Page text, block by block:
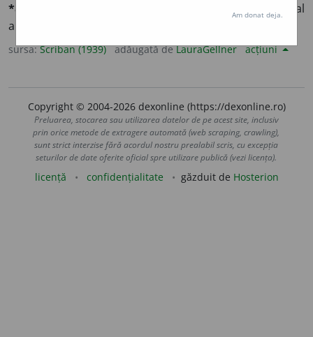
*absolutíst, -ă
). Partizan al
absolutizmului.
sursa:Scriban (1939) adăugată deLauraGellner acțiuni
Copyright © 2004-2026 dexonline (https://dexonline.ro)
Preluarea, stocarea sau utilizarea datelor de pe acest site, inclusiv
prin orice metode de extragere automată (web scraping, crawling),
sunt strict interzise fără acordul nostru prealabil scris, cu excepția
seturilor de date oferite oficial spre utilizare publică (vezi licența).
licență confidențialitate găzduit de Hosterion
Am donat deja.